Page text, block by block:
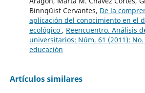
Binnqüist Cervantes, De la
aplicación del conocimiento en el
ecológico , Reencuentro. Análisis
universitarios: Núm. 61 (2011):
educación
Artículos similares